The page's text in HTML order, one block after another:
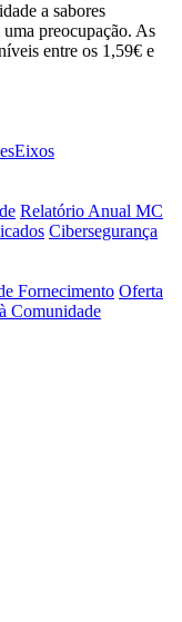
a sabores
preocupação. As
entre os 1,59€ e
Eixos
Relatório Anual MC
Cibersegurança
Fornecimento Oferta
Comunidade